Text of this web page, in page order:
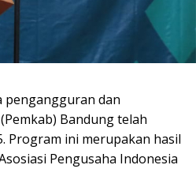
pengangguran dan
Bandung telah
Program ini merupakan hasil
Pengusaha Indonesia